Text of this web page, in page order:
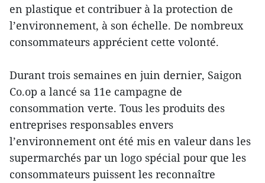
en plastique et contribuer à la protection de
l’environnement, à son échelle. De nombreux
consommateurs apprécient cette volonté.
Durant trois semaines en juin dernier, Saigon
Co.op a lancé sa 11e campagne de
consommation verte. Tous les produits des
entreprises responsables envers
l’environnement ont été mis en valeur dans les
supermarchés par un logo spécial pour que les
consommateurs puissent les reconnaître